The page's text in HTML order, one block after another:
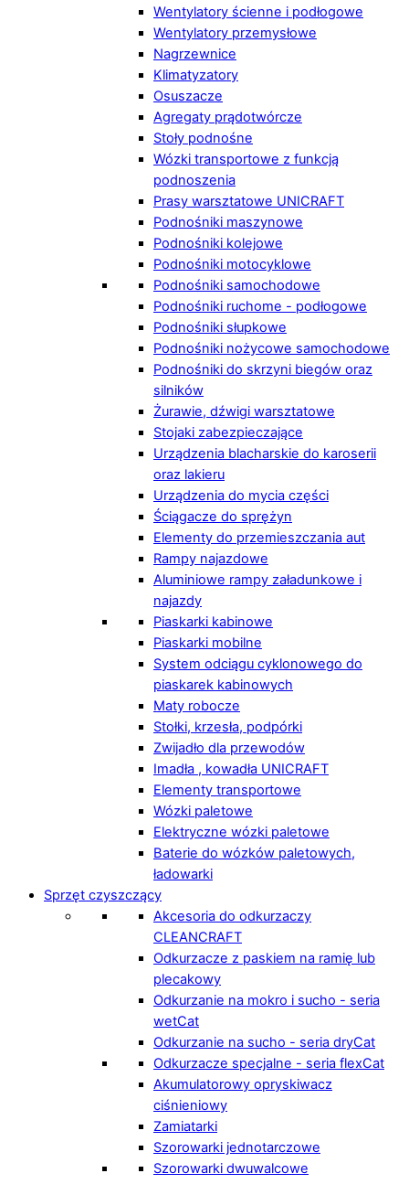
Wentylatory ścienne i podłogowe
Wentylatory przemysłowe
Nagrzewnice
Klimatyzatory
Osuszacze
Agregaty prądotwórcze
Stoły podnośne
Wózki transportowe z funkcją
podnoszenia
Prasy warsztatowe UNICRAFT
Podnośniki maszynowe
Podnośniki kolejowe
Podnośniki motocyklowe
Podnośniki samochodowe
Podnośniki ruchome - podłogowe
Podnośniki słupkowe
Podnośniki nożycowe samochodowe
Podnośniki do skrzyni biegów oraz
silników
Żurawie, dźwigi warsztatowe
Stojaki zabezpieczające
Urządzenia blacharskie do karoserii
oraz lakieru
Urządzenia do mycia części
Ściągacze do sprężyn
Elementy do przemieszczania aut
Rampy najazdowe
Aluminiowe rampy załadunkowe i
najazdy
Piaskarki kabinowe
Piaskarki mobilne
System odciągu cyklonowego do
piaskarek kabinowych
Maty robocze
Stołki, krzesła, podpórki
Zwijadło dla przewodów
Imadła , kowadła UNICRAFT
Elementy transportowe
Wózki paletowe
Elektryczne wózki paletowe
Baterie do wózków paletowych,
ładowarki
Sprzęt czyszczący
Akcesoria do odkurzaczy
CLEANCRAFT
Odkurzacze z paskiem na ramię lub
plecakowy
Odkurzanie na mokro i sucho - seria
wetCat
Odkurzanie na sucho - seria dryCat
Odkurzacze specjalne - seria flexCat
Akumulatorowy opryskiwacz
ciśnieniowy
Zamiatarki
Szorowarki jednotarczowe
Szorowarki dwuwalcowe